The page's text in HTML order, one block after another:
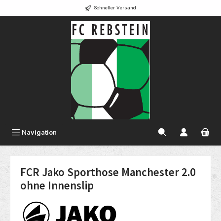
Schneller Versand
Navigation
FCR Jako Sporthose Manchester 2.0
ohne Innenslip